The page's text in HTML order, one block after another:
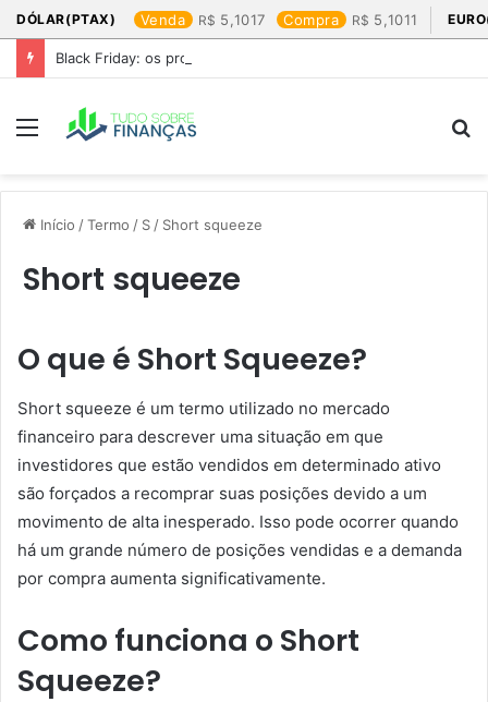
DÓLAR(PTAX) Venda 5,1017 Compra 5,1011
Black Friday: os produtos que mais valem a pena
Menu
Início /Termo / S / Short squeeze
Short squeeze
O que é Short Squeeze?
Short squeeze é um termo utilizado no mercado
financeiro para descrever uma situação em que
investidores que estão vendidos em determinado ativo
são forçados a recomprar suas posições devido a um
movimento de alta inesperado. Isso pode ocorrer quando
há um grande número de posições vendidas e a demanda
por compra aumenta significativamente.
Como funciona o Short
Squeeze?